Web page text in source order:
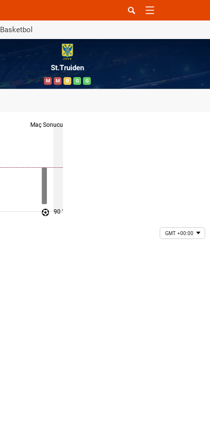
Basketbol
St.Truiden
M M B G G
Maç Sonucu
90 '
GMT +00:00